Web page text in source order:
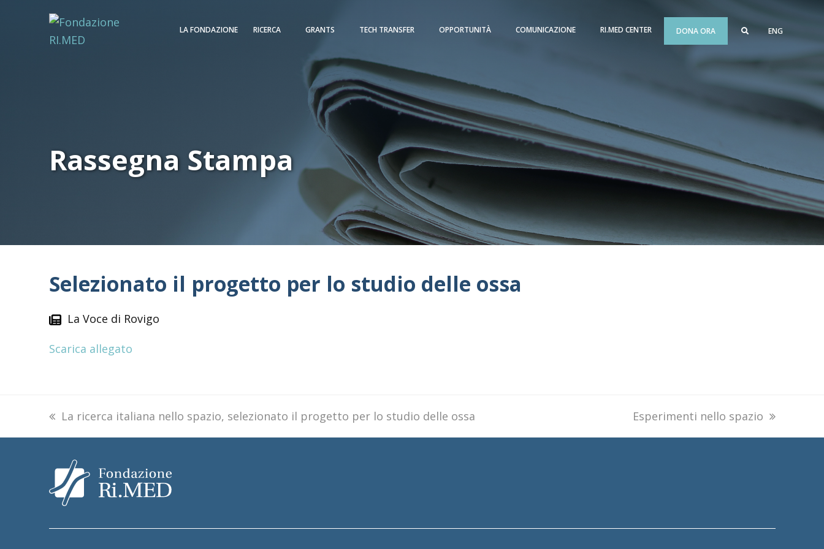
LA FONDAZIONE RICERCA GRANTS TECH TRANSFER OPPORTUNITÀ COMUNICAZIONE RI.MED CENTER DONA ORA ENG
Rassegna Stampa
Selezionato il progetto per lo studio delle ossa
La Voce di Rovigo
Scarica allegato
previous
post:
La ricerca italiana nello spazio, selezionato il progetto per lo studio delle ossa
next
post:
Esperimenti nello spazio